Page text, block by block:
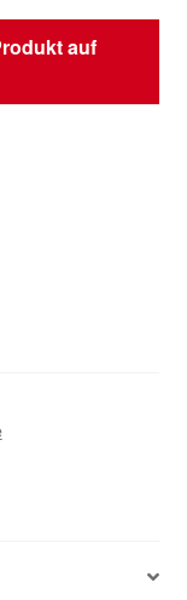
auf